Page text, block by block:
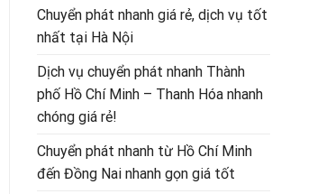
Chuyển phát nhanh giá rẻ, dịch vụ tốt
nhất tại Hà Nội
Dịch vụ chuyển phát nhanh Thành
phố Hồ Chí Minh – Thanh Hóa nhanh
chóng giá rẻ!
Chuyển phát nhanh từ Hồ Chí Minh
đến Đồng Nai nhanh gọn giá tốt